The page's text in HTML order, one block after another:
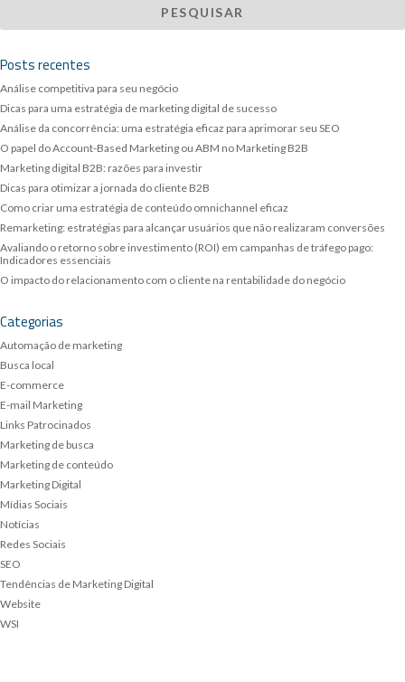
Posts recentes
Análise competitiva para seu negócio
Dicas para uma estratégia de marketing digital de sucesso
Análise da concorrência: uma estratégia eficaz para aprimorar seu SEO
O papel do Account-Based Marketing ou ABM no Marketing B2B
Marketing digital B2B: razões para investir
Dicas para otimizar a jornada do cliente B2B
Como criar uma estratégia de conteúdo omnichannel eficaz
Remarketing: estratégias para alcançar usuários que não realizaram conversões
Avaliando o retorno sobre investimento (ROI) em campanhas de tráfego pago:
Indicadores essenciais
O impacto do relacionamento com o cliente na rentabilidade do negócio
Categorias
Automação de marketing
Busca local
E-commerce
E-mail Marketing
Links Patrocinados
Marketing de busca
Marketing de conteúdo
Marketing Digital
Mídias Sociais
Notícias
Redes Sociais
SEO
Tendências de Marketing Digital
Website
WSI